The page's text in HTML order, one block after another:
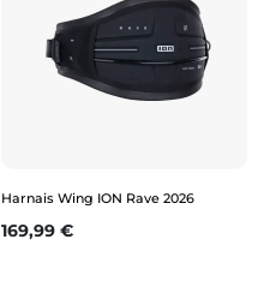
Harnais Wing ION Rave 2026
Prix
169,99 €